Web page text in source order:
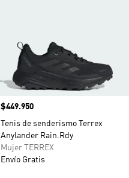
Precio
$449.950
Tenis de senderismo Terrex
Anylander Rain.Rdy
Mujer TERREX
Envío Gratis